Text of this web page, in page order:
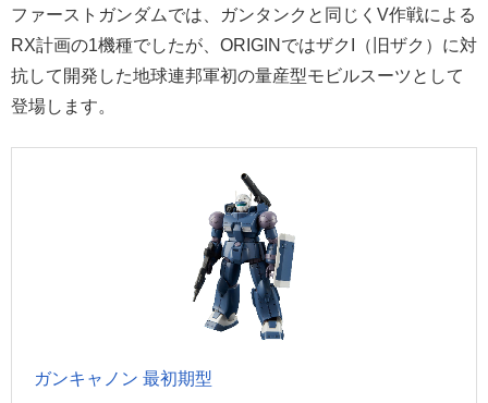
ファーストガンダムでは、ガンタンクと同じくV作戦による
RX計画の1機種でしたが、ORIGINではザクI（旧ザク）に対
抗して開発した地球連邦軍初の量産型モビルスーツとして
登場します。
ガンキャノン 最初期型